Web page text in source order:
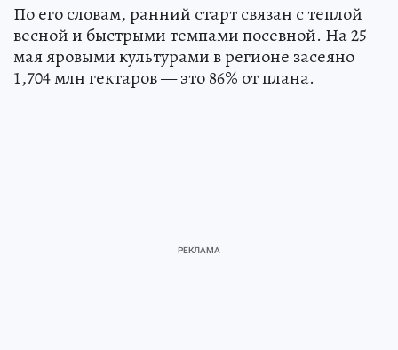
По его словам, ранний старт связан с теплой
весной и быстрыми темпами посевной. На 25
мая яровыми культурами в регионе засеяно
1,704 млн гектаров — это 86% от плана.